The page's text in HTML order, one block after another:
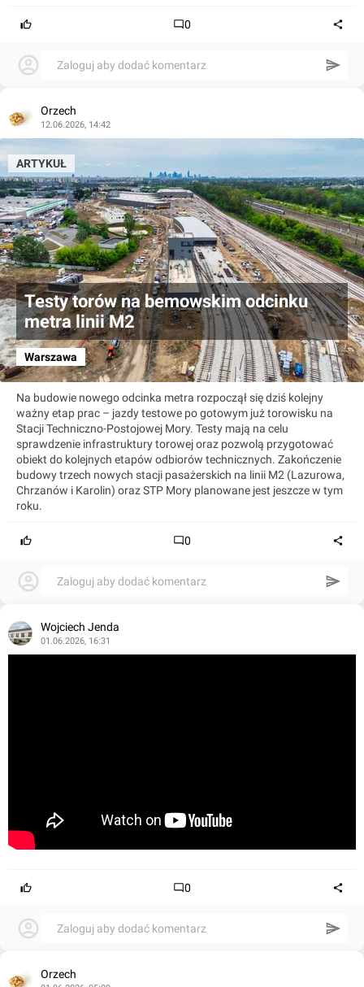
0
Zaloguj aby dodać komentarz
Orzech
12.06.2026, 14:42
Testy torów na bemowskim odcinku
metra linii M2
Warszawa
ARTYKUŁ
Na budowie nowego odcinka metra rozpoczął się dziś kolejny
ważny etap prac – jazdy testowe po gotowym już torowisku na
Stacji Techniczno-Postojowej Mory. Testy mają na celu
sprawdzenie infrastruktury torowej oraz pozwolą przygotować
obiekt do kolejnych etapów odbiorów technicznych. Zakończenie
budowy trzech nowych stacji pasażerskich na linii M2 (Lazurowa,
Chrzanów i Karolin) oraz STP Mory planowane jest jeszcze w tym
roku.
0
Zaloguj aby dodać komentarz
Wojciech Jenda
01.06.2026, 16:31
0
Zaloguj aby dodać komentarz
Orzech